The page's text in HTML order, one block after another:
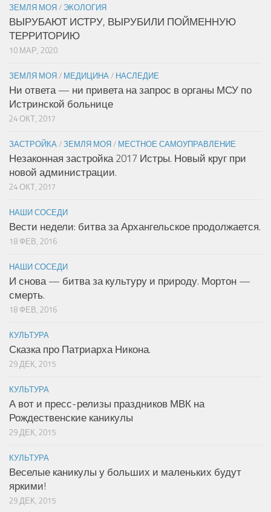
ЗЕМЛЯ МОЯ/ ЭКОЛОГИЯ
ВЫРУБАЮТ ИСТРУ, ВЫРУБИЛИ ПОЙМЕННУЮ
ТЕРРИТОРИЮ
10 МАР, 2020
ЗЕМЛЯ МОЯ/ МЕДИЦИНА/ НАСЛЕДИЕ
Ни ответа — ни привета на запрос в органы МСУ по
Истринской больнице
24 ОКТ, 2017
ЗАСТРОЙКА/ЗЕМЛЯ МОЯ/ МЕСТНОЕ САМОУПРАВЛЕНИЕ
Незаконная застройка 2017 Истры. Новый круг при
новой администрации.
24 ОКТ, 2017
НАШИ СОСЕДИ
Вести недели: битва за Архангельское продолжается.
18 ФЕВ, 2016
НАШИ СОСЕДИ
И снова — битва за культуру и природу. Мортон —
смерть.
18 ФЕВ, 2016
КУЛЬТУРА
Сказка про Патриарха Никона.
29 ДЕК, 2015
КУЛЬТУРА
А вот и пресс-релизы праздников МВК на
Рождественские каникулы
29 ДЕК, 2015
КУЛЬТУРА
Веселые каникулы у больших и маленьких будут
яркими!
29 ДЕК, 2015